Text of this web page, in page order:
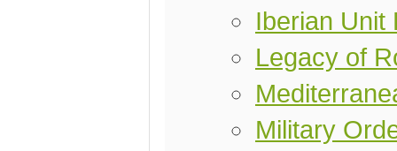
Iberian Unit
Legacy of
Military